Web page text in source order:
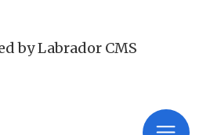
by Labrador CMS